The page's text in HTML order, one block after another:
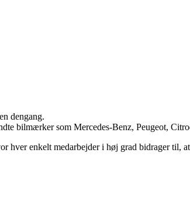
dengang.
bilmærker som Mercedes-Benz, Peugeot,
hver enkelt medarbejder i høj grad bidrager til,